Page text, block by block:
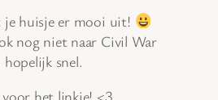
je huisje er mooi uit!
nog niet naar Civil War
hopelijk snel.